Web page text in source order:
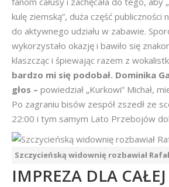
kulę ziemską”, duża część publiczności
do aktywnego udziału w zabawie.
wykorzystało okazję i bawiło się
klaszcząc i śpiewając razem z
bardzo mi się podobał. Dominika
głos – powiedział „Kurkowi” Michał,
Po zagraniu bisów zespół zszedł ze
22:00 i tym samym Lato Przebojów
Szczycieńską widownię rozbawiał
IMPREZA DLA